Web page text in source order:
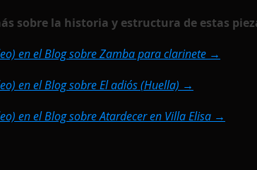
sobre la historia y estructura de estas
en el Blog sobre Zamba para clarinete →
en el Blog sobre El adiós (Huella) →
en el Blog sobre Atardecer en Villa Elisa →